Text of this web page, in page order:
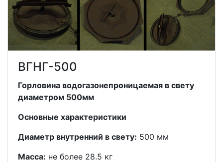
ВГНГ-500
Горловина водогазонепроницаемая в свету
диаметром 500мм
Основные характеристики
Диаметр внутренний в свету: 500 мм
Масса: не более 28.5 кг